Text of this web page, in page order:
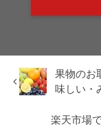
果物のお
味しい・
楽天市場